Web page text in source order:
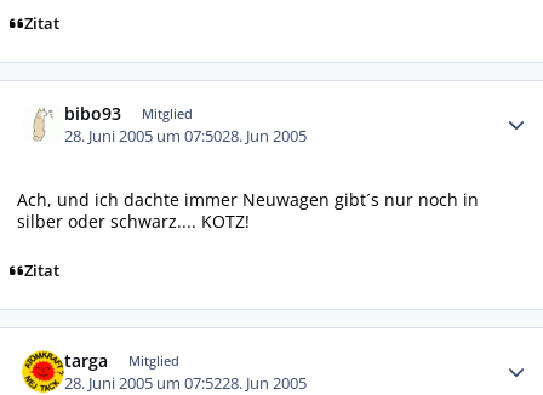
Zitat
bibo93 Mitglied
28. Juni 2005 um 07:5028. Jun 2005
Ach, und ich dachte immer Neuwagen gibt´s nur noch in
silber oder schwarz.... KOTZ!
Zitat
targa Mitglied
28. Juni 2005 um 07:5228. Jun 2005